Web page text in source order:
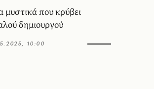
μυστικά που κρύβει
δημιουργού
10:00